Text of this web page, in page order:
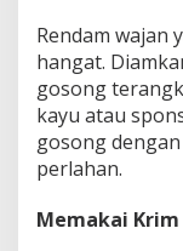
Rendam wajan
hangat.
gosong
kayu atau
gosong
‎perlahan.‎
Memakai